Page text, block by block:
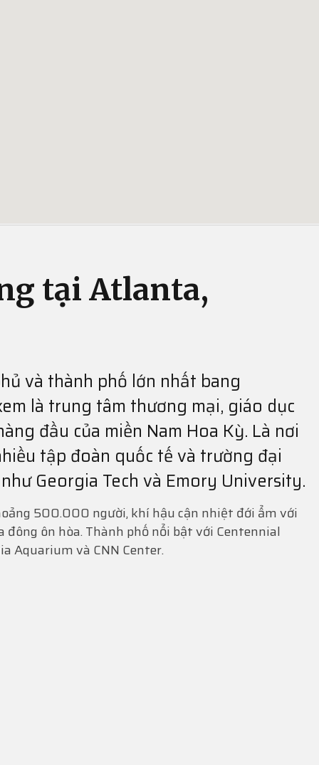
tại Atlanta,
và thành phố lớn nhất bang
là trung tâm thương mại, giáo dục
đầu của miền Nam Hoa Kỳ. Là nơi
tập đoàn quốc tế và trường đại
Georgia Tech và Emory University.
500.000 người, khí hậu cận nhiệt đới ẩm với
đông ôn hòa. Thành phố nổi bật với Centennial
Aquarium và CNN Center.